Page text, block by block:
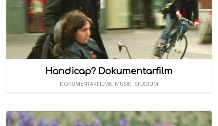
Handicap? Dokumentarfilm
DOKUMENTARFILME, MUSIK, STUDIUM